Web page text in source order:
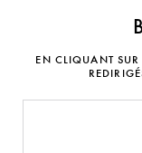
EN CLIQUANT SUR